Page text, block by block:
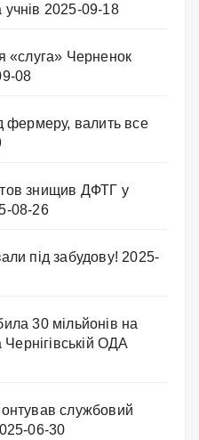
2025-09-18
«слуга» Черненок
08
фермеру, валить все
знищив ДФТГ у
08-26
під забудову! 2025-
30 мільйонів на
Чернігівській ОДА
службовий
06-30